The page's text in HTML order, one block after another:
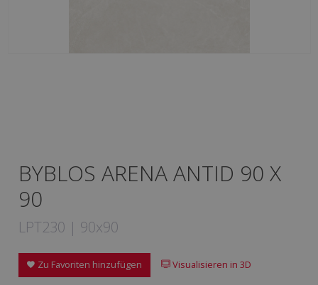
BYBLOS ARENA ANTID 90 X
90
LPT230 | 90x90
Zu Favoriten hinzufügen Visualisieren in 3D